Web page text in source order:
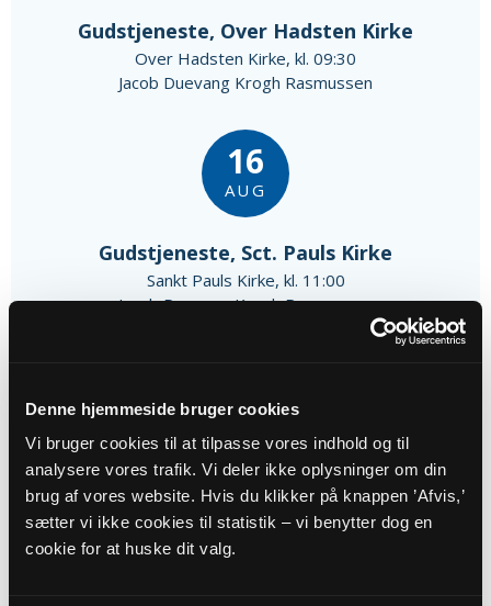
Denne hjemmeside bruger cookies
Vi bruger cookies til at tilpasse vores indhold og til
analysere vores trafik. Vi deler ikke oplysninger om din
brug af vores website. Hvis du klikker på knappen ’Afvis,’
sætter vi ikke cookies til statistik – vi benytter dog en
cookie for at huske dit valg.
Gudstjeneste, Over Hadsten Kirke
Over Hadsten Kirke, kl. 09:30
Jacob Duevang Krogh Rasmussen
16
AUG
Gudstjeneste, Sct. Pauls Kirke
Sankt Pauls Kirke, kl. 11:00
Jacob Duevang Krogh Rasmussen
Arrangementer